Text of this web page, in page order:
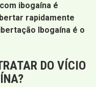
ibogaína é
rapidamente
Ibogaína é o
DO VÍCIO